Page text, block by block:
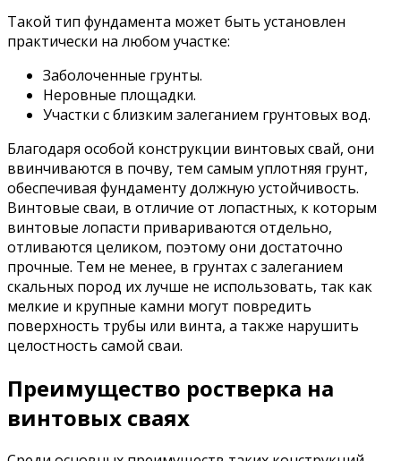
Такой тип фундамента может быть установлен
практически на любом участке:
Заболоченные грунты.
Неровные площадки.
Участки с близким залеганием грунтовых вод.
Благодаря особой конструкции винтовых свай, они
ввинчиваются в почву, тем самым уплотняя грунт,
обеспечивая фундаменту должную устойчивость.
Винтовые сваи, в отличие от лопастных, к которым
винтовые лопасти привариваются отдельно,
отливаются целиком, поэтому они достаточно
прочные. Тем не менее, в грунтах с залеганием
скальных пород их лучше не использовать, так как
мелкие и крупные камни могут повредить
поверхность трубы или винта, а также нарушить
целостность самой сваи.
Преимущество ростверка на
винтовых сваях